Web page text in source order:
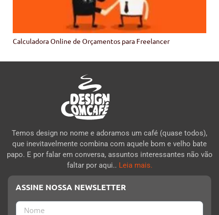
Calculadora Online de Orçamentos para Freelancer
Temos design no nome e adoramos um café (quase todos),
que inevitavelmente combina com aquele bom e velho bate
papo. E por falar em conversa, assuntos interessantes não vão
faltar por aqui.. Leia mais.
ASSINE NOSSA NEWSLETTER